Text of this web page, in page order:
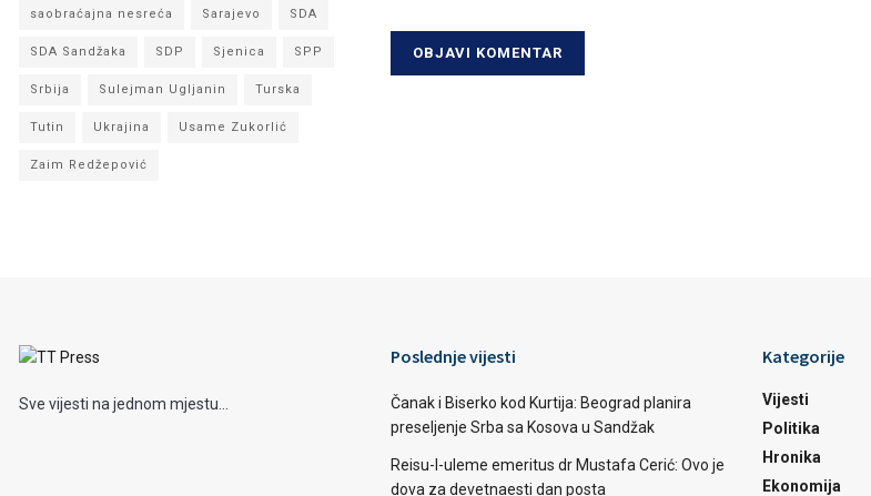
saobraćajna nesreća Sarajevo SDA
SDA Sandžaka SDP Sjenica SPP
Srbija Sulejman Ugljanin Turska
Tutin Ukrajina Usame Zukorlić
Zaim Redžepović
Sve vijesti na jednom mjestu...
Poslednje vijesti
Čanak i Biserko kod Kurtija: Beograd planira
preseljenje Srba sa Kosova u Sandžak
Reisu-l-uleme emeritus dr Mustafa Cerić: Ovo je
dova za devetnaesti dan posta
Kategorije
Vijesti
Politika
Hronika
Ekonomija